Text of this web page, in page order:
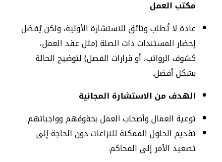
مكتب العمل
عادة لا تُطلب وثائق للاستشارة الأولية، ولكن يُفضل
إحضار المستندات ذات الصلة (مثل عقد العمل،
كشوف الرواتب، أو قرارات الفصل) لتوضيح الحالة
بشكل أفضل.
الهدف من الاستشارة المجانية
توعية العمال وأصحاب العمل بحقوقهم وواجباتهم.
تقديم الحلول الممكنة للنزاعات دون الحاجة إلى
تصعيد الأمر إلى المحاكم.